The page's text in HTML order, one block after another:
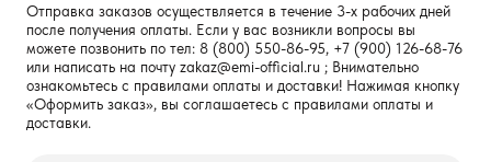
Отправка заказов осуществляется в течение 3-х рабочих дней
после получения оплаты. Если у вас возникли вопросы вы
можете позвонить по тел: 8 (800) 550-86-95, +7 (900) 126-68-76
или написать на почту zakaz@emi-official.ru ; Внимательно
ознакомьтесь с правилами оплаты и доставки! Нажимая кнопку
«Оформить заказ», вы соглашаетесь с правилами оплаты и
доставки.